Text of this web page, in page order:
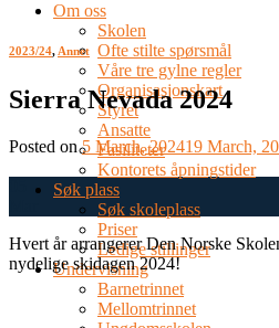
Om oss
Skolen
Ofte stilte spørsmål
Våre tre gylne regler
Organisasjonskart
Styret
Ansatte
Fasiliteter
Kontorets åpningstider
Søk plass
Søk skoleplass
Priser
Ledige stillinger
Undervisning
Barnetrinnet
Mellomtrinnet
2023/24, Annet
Sierra Nevada 2024
Posted on5 March, 202419 March,
Hvert år arrangerer Den Norske
nydelige skidagen 2024!